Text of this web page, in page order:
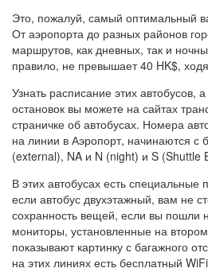
Это, пожалуй, самый оптимальный
От аэропорта до разных районов
маршрутов, как дневных, так и
правило, не превышает 40 HK$,
Узнать расписание этих автобусов,
остановок вы можете на сайтах
страничке об автобусах. Номера
на линии в Аэропорт, начинаются с
(external), NA и N (night) и S (Shuttle
В этих автобусах есть
если автобус двухэтажный, вам не
сохранность вещей, если вы пошли
мониторы, установленные на
показывают картинку с багажного
на этих линиях есть бесплатный